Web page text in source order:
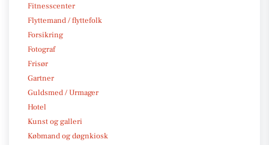
Fitnesscenter
Flyttemand / flyttefolk
Forsikring
Fotograf
Frisør
Gartner
Guldsmed / Urmager
Hotel
Kunst og galleri
Købmand og døgnkiosk